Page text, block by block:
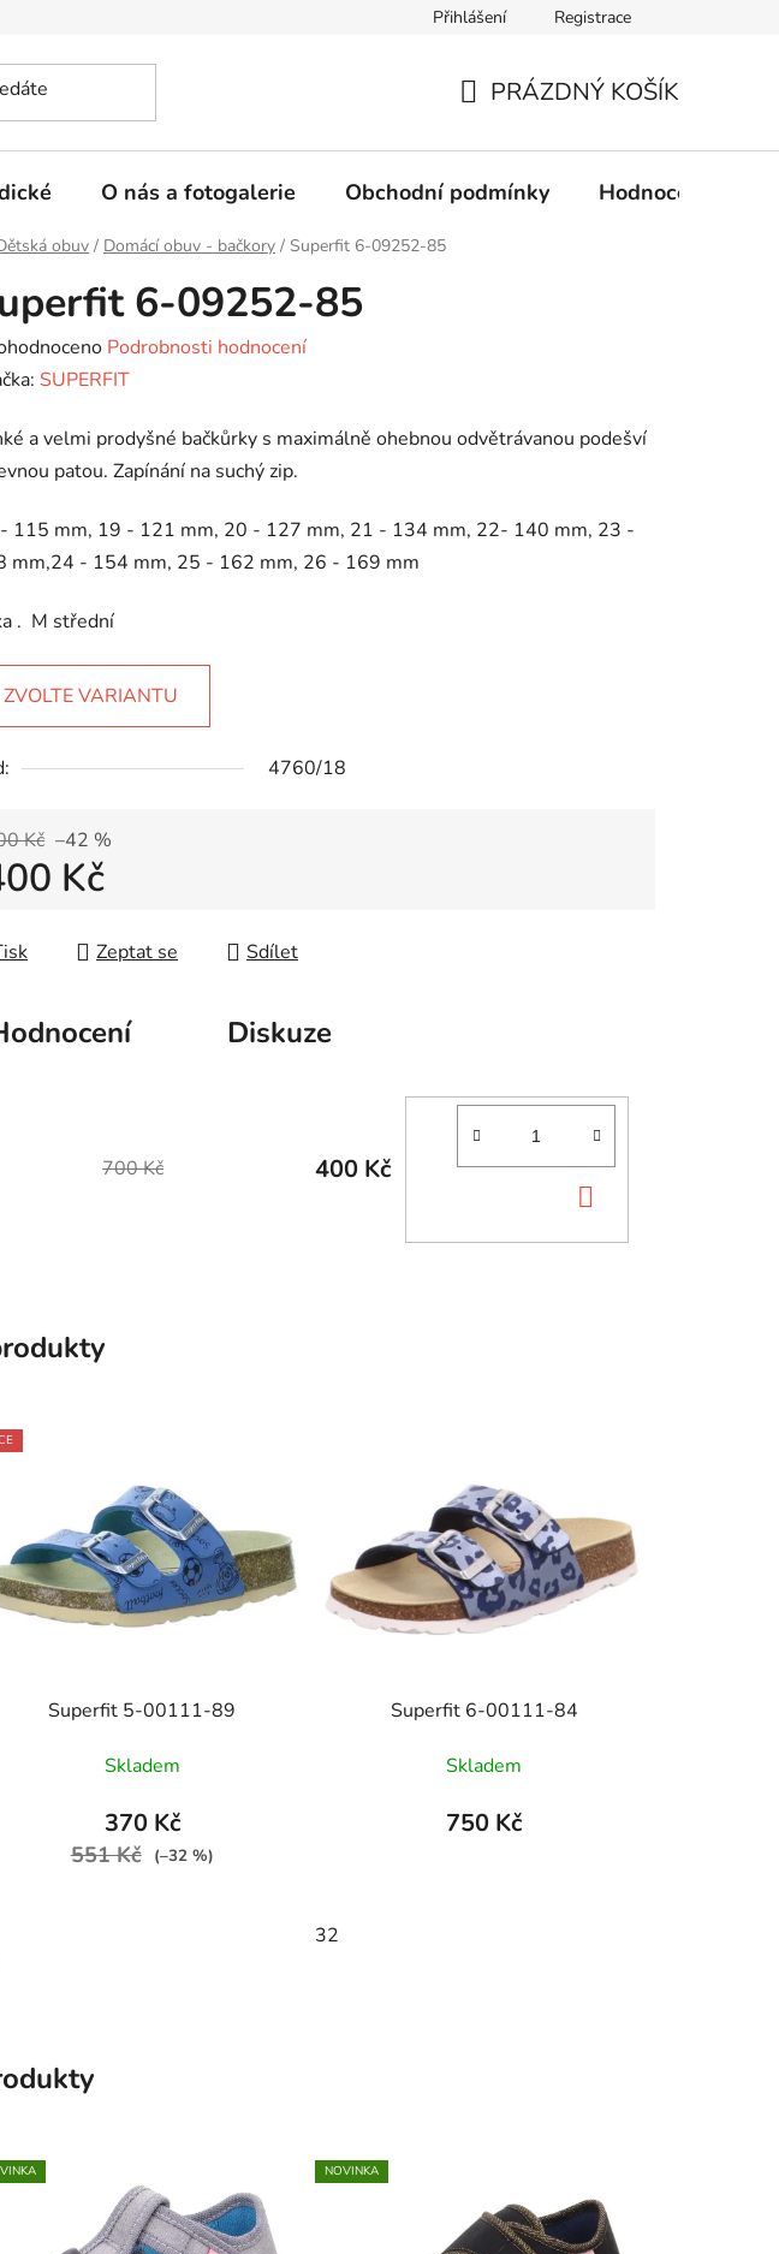
Ochrana osobních údajů
Přihlášení Registrace
KOŠÍK
PRÁZDNÝ KOŠÍK
O nás a fotogalerie Obchodní podmínky Hodnocení
obuv / Domácí obuv - bačkory / Superfit 6-09252-85
6-09252-85
Podrobnosti hodnocení
SUPERFIT
a velmi prodyšné bačkůrky s maximálně ohebnou odvětrávanou podešví
patou. Zapínání na suchý zip.
115 mm, 19 - 121 mm, 20 - 127 mm, 21 - 134 mm, 22- 140 mm, 23 -
mm,24 - 154 mm, 25 - 162 mm, 26 - 169 mm
. M střední
ZVOLTE VARIANTU
4760/18
Kč –42 %
Kč
Zeptat se Sdílet
Diskuze
700 Kč 400 Kč
KOŠÍKU
Superfit 5-00111-89
Skladem
370 Kč
551 Kč (–32 %)
Superfit 6-00111-84
Skladem
750 Kč
32
NOVINKA